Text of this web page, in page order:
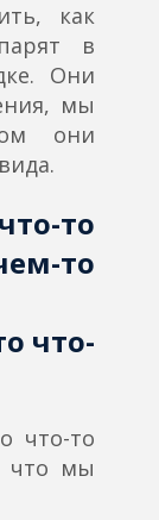
как
в
Они
мы
они
то
то
что-
что-то
что мы